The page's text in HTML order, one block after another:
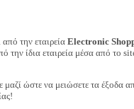
την εταιρεία Electronic
την ίδια εταιρεία μέσα από το
ώστε να μειώσετε τα έξοδα